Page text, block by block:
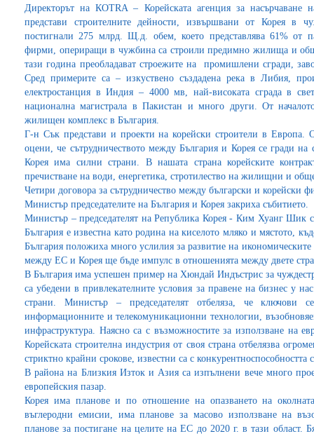
Директорът на КОТRA – Корейската агенция за
представи строителните дейности, извършвани от Корея в
постигнали 275 млрд. Щ.д. обем, което представлява 61% от
фирми, опериращи в чужбина са строили предимно жилища и
тази година преобладават строежите на промишлени сгради,
Сред примерите са – изкуствено създадена река в Либия,
електростанция в Индия – 4000 мв, най-високата сграда в
национална магистрала в Пакистан и много други. От
жилищен комплекс в България.
Г-н Сък представи и проекти на корейски строители в
оцени, че сътрудничеството между България и Корея се гради
Корея има силни страни. В нашата страна корейските
пречистване на води, енергетика, стротилество на жилищни и
Четири договора за сътрудничество между български и корейски
Министър председателите на България и Корея закриха събитието.
Министър – председателят на Република Корея - Ким Хуанг Шик
България е известна като родина на киселото мляко и мястото,
България положиха много услилия за развитие на
между ЕС и Корея ще бъде импулс в отношенията между двете
В България има успешен пример на Хюндай Индъстрис за
са убедени в привлекателните условия за правене на бизнес у
страни. Министър – председателят отбеляза, че ключови
информационните и телекомуникационни технологии,
инфраструктура. Наясно са с възможностите за използване на
Корейската строителна индустрия от своя страна отбелязва
стриктно крайни срокове, известни са с
В района на Близкия Изток и Азия са изпълнени вече много
европейския пазар.
Корея има планове и по отношение на опазването на
въглеродни емисии, има планове за масово използване на
планове за постигане на целите на ЕС до 2020 г. в тази област.